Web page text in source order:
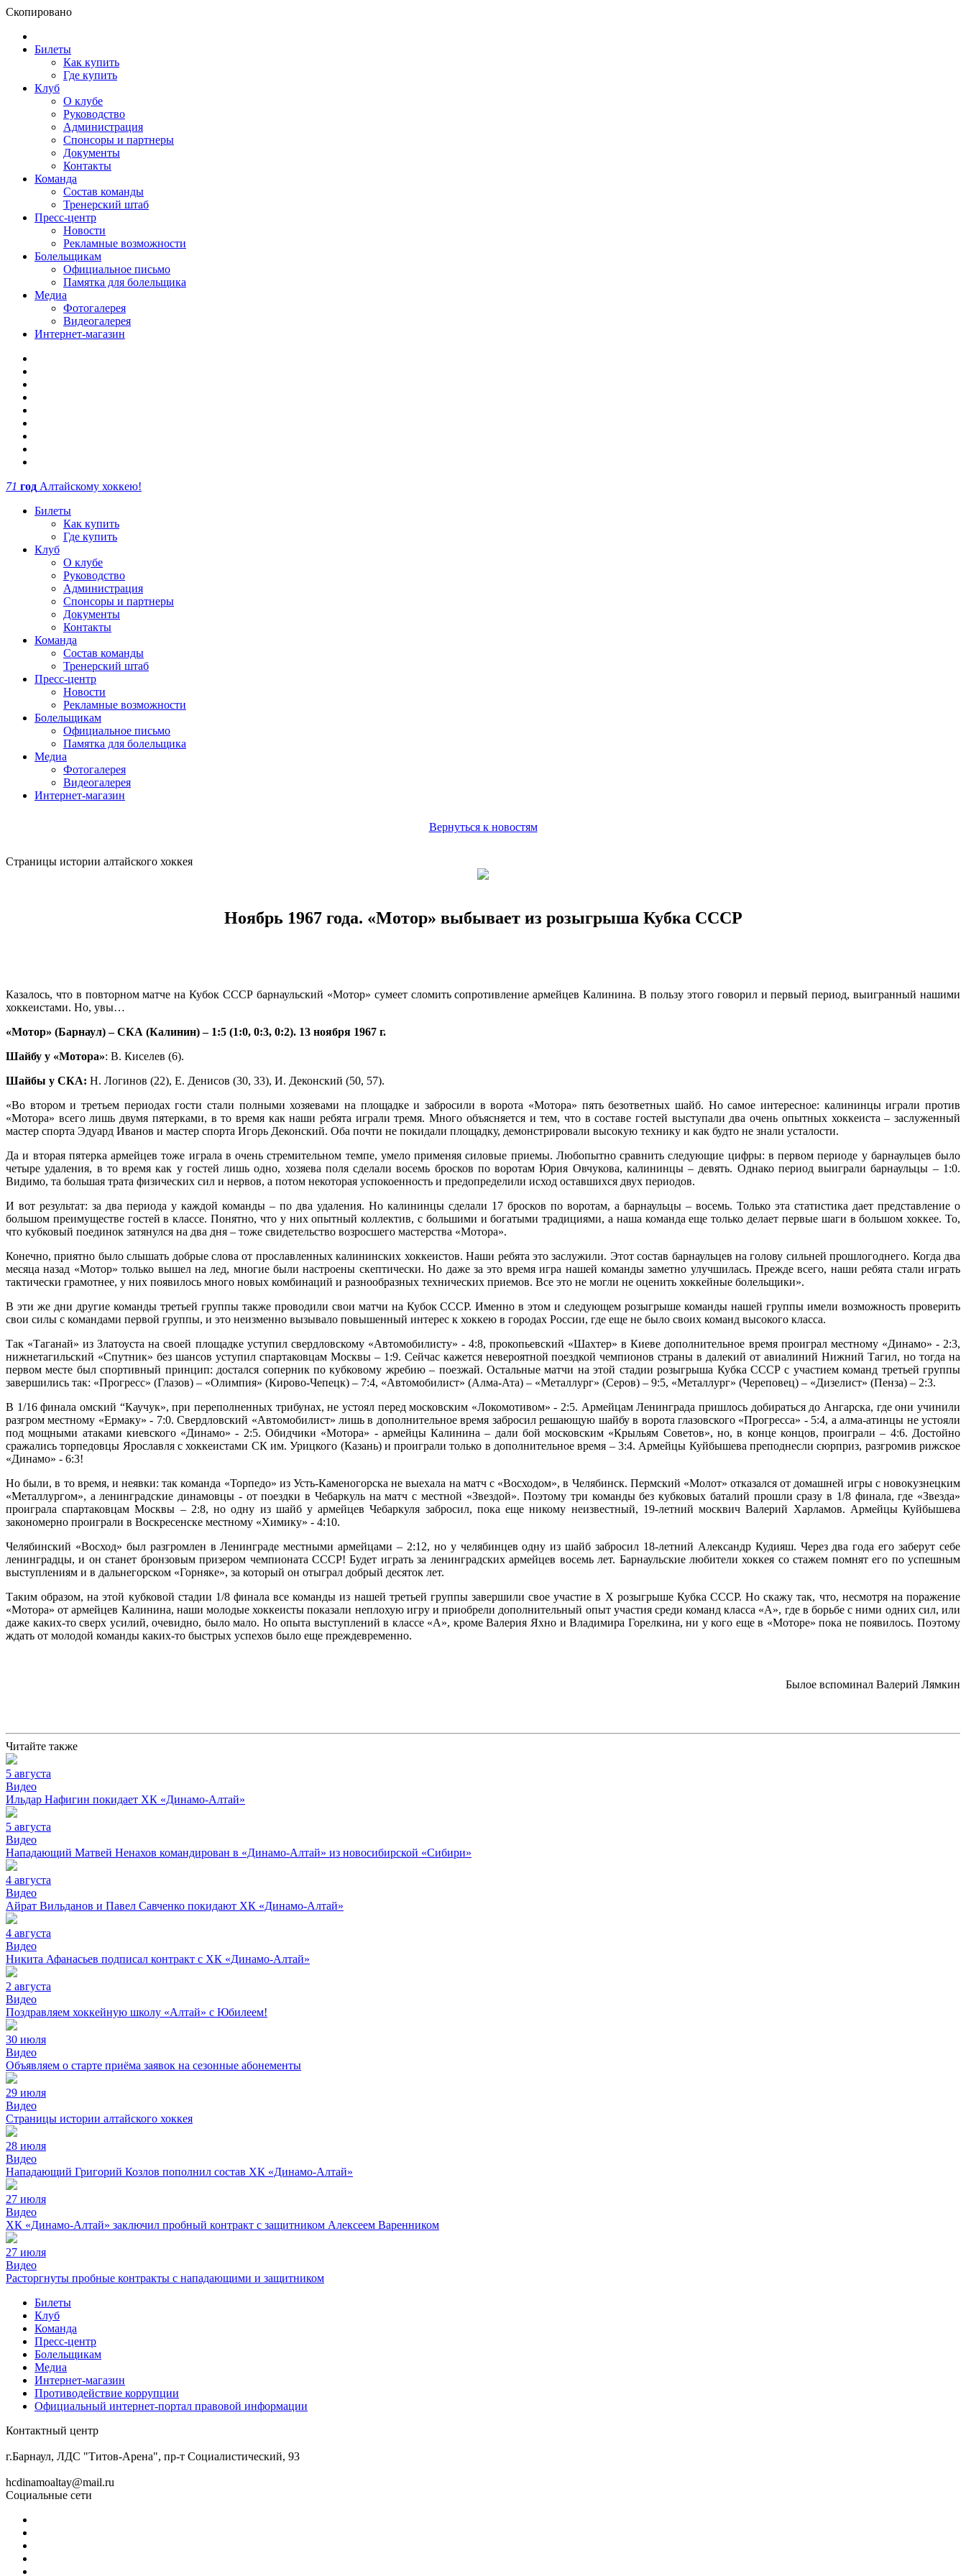
Скопировано
Билеты
Как купить
Где купить
Клуб
О клубе
Руководство
Администрация
Спонсоры и партнеры
Документы
Контакты
Команда
Состав команды
Тренерский штаб
Пресс-центр
Новости
Рекламные возможности
Болельщикам
Официальное письмо
Памятка для болельщика
Медиа
Фотогалерея
Видеогалерея
Интернет-магазин
71 год Алтайскому хоккею!
Билеты
Как купить
Где купить
Клуб
О клубе
Руководство
Администрация
Спонсоры и партнеры
Документы
Контакты
Команда
Состав команды
Тренерский штаб
Пресс-центр
Новости
Рекламные возможности
Болельщикам
Официальное письмо
Памятка для болельщика
Медиа
Фотогалерея
Видеогалерея
Интернет-магазин
Вернуться к новостям
Страницы истории алтайского хоккея
Ноябрь 1967 года. «Мотор» выбывает из розыгрыша Кубка СССР
Казалось, что в повторном матче на Кубок СССР барнаульский «Мотор» сумеет сломить сопротивление армейцев Калинина. В пользу этого говорил и первый период, выигранный нашими
хоккеистами. Но, увы…
«Мотор» (Барнаул) – СКА (Калинин) – 1:5 (1:0, 0:3, 0:2). 13 ноября 1967 г.
Шайбу у «Мотора»: В. Киселев (6).
Шайбы у СКА: Н. Логинов (22), Е. Денисов (30, 33), И. Деконский (50, 57).
«Во втором и третьем периодах гости стали полными хозяевами на площадке и забросили в ворота «Мотора» пять безответных шайб. Но самое интересное: калининцы играли против
«Мотора» всего лишь двумя пятерками, в то время как наши ребята играли тремя. Много объясняется и тем, что в составе гостей выступали два очень опытных хоккеиста – заслуженный
мастер спорта Эдуард Иванов и мастер спорта Игорь Деконский. Оба почти не покидали площадку, демонстрировали высокую технику и как будто не знали усталости.
Да и вторая пятерка армейцев тоже играла в очень стремительном темпе, умело применяя силовые приемы. Любопытно сравнить следующие цифры: в первом периоде у барнаульцев было
четыре удаления, в то время как у гостей лишь одно, хозяева поля сделали восемь бросков по воротам Юрия Овчукова, калининцы – девять. Однако период выиграли барнаульцы – 1:0.
Видимо, та большая трата физических сил и нервов, а потом некоторая успокоенность и предопределили исход оставшихся двух периодов.
И вот результат: за два периода у каждой команды – по два удаления. Но калининцы сделали 17 бросков по воротам, а барнаульцы – восемь. Только эта статистика дает представление о
большом преимуществе гостей в классе. Понятно, что у них опытный коллектив, с большими и богатыми традициями, а наша команда еще только делает первые шаги в большом хоккее. То,
что кубковый поединок затянулся на два дня – тоже свидетельство возросшего мастерства «Мотора».
Конечно, приятно было слышать добрые слова от прославленных калининских хоккеистов. Наши ребята это заслужили. Этот состав барнаульцев на голову сильней прошлогоднего. Когда два
месяца назад «Мотор» только вышел на лед, многие были настроены скептически. Но даже за это время игра нашей команды заметно улучшилась. Прежде всего, наши ребята стали играть
тактически грамотнее, у них появилось много новых комбинаций и разнообразных технических приемов. Все это не могли не оценить хоккейные болельщики».
В эти же дни другие команды третьей группы также проводили свои матчи на Кубок СССР. Именно в этом и следующем розыгрыше команды нашей группы имели возможность проверить
свои силы с командами первой группы, и это неизменно вызывало повышенный интерес к хоккею в городах России, где еще не было своих команд высокого класса.
Так «Таганай» из Златоуста на своей площадке уступил свердловскому «Автомобилисту» - 4:8, прокопьевский «Шахтер» в Киеве дополнительное время проиграл местному «Динамо» - 2:3,
нижнетагильский «Спутник» без шансов уступил спартаковцам Москвы – 1:9. Сейчас кажется невероятной поездкой чемпионов страны в далекий от авиалиний Нижний Тагил, но тогда на
первом месте был спортивный принцип: достался соперник по кубковому жребию – поезжай. Остальные матчи на этой стадии розыгрыша Кубка СССР с участием команд третьей группы
завершились так: «Прогресс» (Глазов) – «Олимпия» (Кирово-Чепецк) – 7:4, «Автомобилист» (Алма-Ата) – «Металлург» (Серов) – 9:5, «Металлург» (Череповец) – «Дизелист» (Пенза) – 2:3.
В 1/16 финала омский “Каучук», при переполненных трибунах, не устоял перед московским «Локомотивом» - 2:5. Армейцам Ленинграда пришлось добираться до Ангарска, где они учинили
разгром местному «Ермаку» - 7:0. Свердловский «Автомобилист» лишь в дополнительное время забросил решающую шайбу в ворота глазовского «Прогресса» - 5:4, а алма-атинцы не устояли
под мощными атаками киевского «Динамо» - 2:5. Обидчики «Мотора» - армейцы Калинина – дали бой московским «Крыльям Советов», но, в конце концов, проиграли – 4:6. Достойно
сражались торпедовцы Ярославля с хоккеистами СК им. Урицкого (Казань) и проиграли только в дополнительное время – 3:4. Армейцы Куйбышева преподнесли сюрприз, разгромив рижское
«Динамо» - 6:3!
Но были, в то время, и неявки: так команда «Торпедо» из Усть-Каменогорска не выехала на матч с «Восходом», в Челябинск. Пермский «Молот» отказался от домашней игры с новокузнецким
«Металлургом», а ленинградские динамовцы - от поездки в Чебаркуль на матч с местной «Звездой». Поэтому три команды без кубковых баталий прошли сразу в 1/8 финала, где «Звезда»
проиграла спартаковцам Москвы – 2:8, но одну из шайб у армейцев Чебаркуля забросил, пока еще никому неизвестный, 19-летний москвич Валерий Харламов. Армейцы Куйбышева
закономерно проиграли в Воскресенске местному «Химику» - 4:10.
Челябинский «Восход» был разгромлен в Ленинграде местными армейцами – 2:12, но у челябинцев одну из шайб забросил 18-летний Александр Кудияш. Через два года его заберут себе
ленинградцы, и он станет бронзовым призером чемпионата СССР! Будет играть за ленинградских армейцев восемь лет. Барнаульские любители хоккея со стажем помнят его по успешным
выступлениям и в дальнегорском «Горняке», за который он отыграл добрый десяток лет.
Таким образом, на этой кубковой стадии 1/8 финала все команды из нашей третьей группы завершили свое участие в Х розыгрыше Кубка СССР. Но скажу так, что, несмотря на поражение
«Мотора» от армейцев Калинина, наши молодые хоккеисты показали неплохую игру и приобрели дополнительный опыт участия среди команд класса «А», где в борьбе с ними одних сил, или
даже каких-то сверх усилий, очевидно, было мало. Но опыта выступлений в классе «А», кроме Валерия Яхно и Владимира Горелкина, ни у кого еще в «Моторе» пока не появилось. Поэтому
ждать от молодой команды каких-то быстрых успехов было еще преждевременно.
Былое вспоминал Валерий Лямкин
Читайте также
5 августа
Видео
Ильдар Нафигин покидает ХК «Динамо-Алтай»
5 августа
Видео
Нападающий Матвей Ненахов командирован в «Динамо-Алтай» из новосибирской «Сибири»
4 августа
Видео
Айрат Вильданов и Павел Савченко покидают ХК «Динамо-Алтай»
4 августа
Видео
Никита Афанасьев подписал контракт с ХК «Динамо-Алтай»
2 августа
Видео
Поздравляем хоккейную школу «Алтай» с Юбилеем!
30 июля
Видео
Объявляем о старте приёма заявок на сезонные абонементы
29 июля
Видео
Страницы истории алтайского хоккея
28 июля
Видео
Нападающий Григорий Козлов пополнил состав ХК «Динамо-Алтай»
27 июля
Видео
ХК «Динамо-Алтай» заключил пробный контракт с защитником Алексеем Варенником
27 июля
Видео
Расторгнуты пробные контракты с нападающими и защитником
Билеты
Клуб
Команда
Пресс-центр
Болельщикам
Медиа
Интернет-магазин
Противодействие коррупции
Официальный интернет-портал правовой информации
Контактный центр
г.Барнаул, ЛДС "Титов-Арена", пр-т Социалистический, 93
hcdinamoaltay@mail.ru
Социальные сети